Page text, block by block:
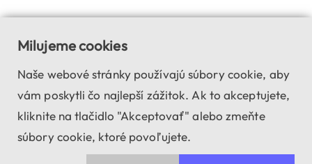
Milujeme cookies
Naše webové stránky používajú súbory cookie, aby
vám poskytli čo najlepší zážitok. Ak to akceptujete,
kliknite na tlačidlo "Akceptovať" alebo zmeňte
súbory cookie, ktoré povoľujete.